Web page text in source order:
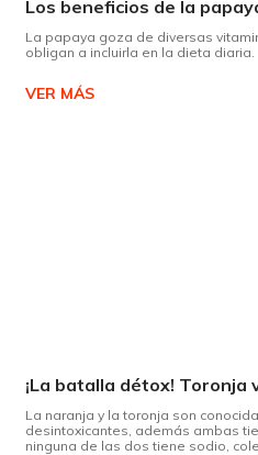
La papaya goza de diversas
obligan a incluirla en la dieta diaria.
VER MÁS
¡La batalla détox! Toronja
La naranja y la toronja son
desintoxicantes, además ambas
ninguna de las dos tiene sodio,